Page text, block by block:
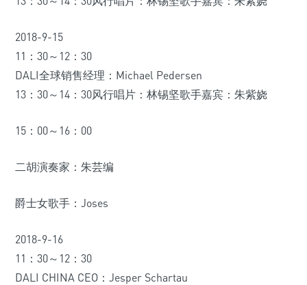
2018-9-15
11：30～12：30
DALI全球销售经理：Michael Pedersen
13：30～14：30风行唱片：林锡坚歌手嘉宾：朱紫娆
15：00～16：00
二胡演奏家：朱芸编
爵士女歌手：Joses
2018-9-16
11：30～12：30
DALI CHINA CEO：Jesper Schartau